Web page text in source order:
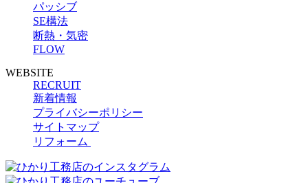
パッシブ
SE構法
断熱・気密
FLOW
WEBSITE
RECRUIT
新着情報
プライバシーポリシー
サイトマップ
リフォーム